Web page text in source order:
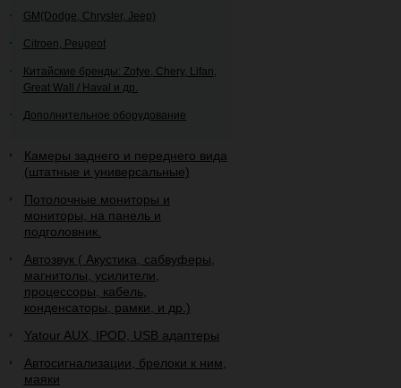
GM(Dodge, Chrysler, Jeep)
Citroen, Peugeot
Китайские бренды: Zotye, Chery, Lifan,
Great Wall / Haval и др.
Дополнительное оборудование
Камеры заднего и переднего вида
(штатные и универсальные)
Потолочные мониторы и
мониторы, на панель и
подголовник.
Автозвук ( Акустика, сабвуферы,
магнитолы, усилители,
процессоры, кабель,
конденсаторы, рамки, и др.)
Yatour AUX, IPOD, USB адаптеры
Автосигнализации, брелоки к ним,
маяки